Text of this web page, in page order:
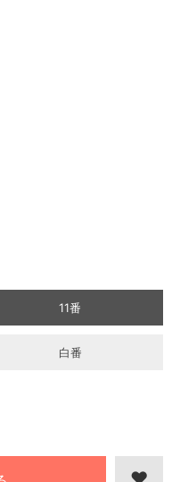
11番
白番